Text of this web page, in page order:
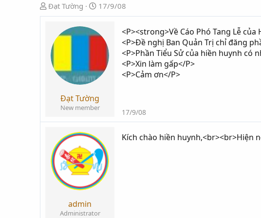
N
g
k
h
Đạt Tường
N
g
y
i
17/9/08
Đạt Tường
New member
<P><strong>Về Cáo Phó Tang Lễ
<P>Đề nghị Ban Quản Trị chỉ đăng
<P>Phần Tiểu Sử của hiền huynh có
<P>Xin làm gấp</P>
<P>Cảm ơn</P>
17/9/08
admin
Administrator
Kích chào hiền huynh,<br><br>Hiện